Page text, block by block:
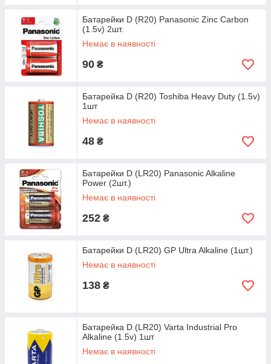
Батарейки D (R20) Panasonic Zinc Carbon
(1.5v) 2шт.
Немає в наявності
90 ₴
Батарейка D (R20) Toshiba Heavy Duty (1.5v)
1шт
Немає в наявності
48 ₴
Батарейки D (LR20) Panasonic Alkaline
Power (2шт.)
Немає в наявності
252 ₴
Батарейки D (LR20) GP Ultra Alkaline (1шт.)
Немає в наявності
138 ₴
Батарейка D (LR20) Varta Industrial Pro
Alkaline (1.5v) 1шт
Немає в наявності